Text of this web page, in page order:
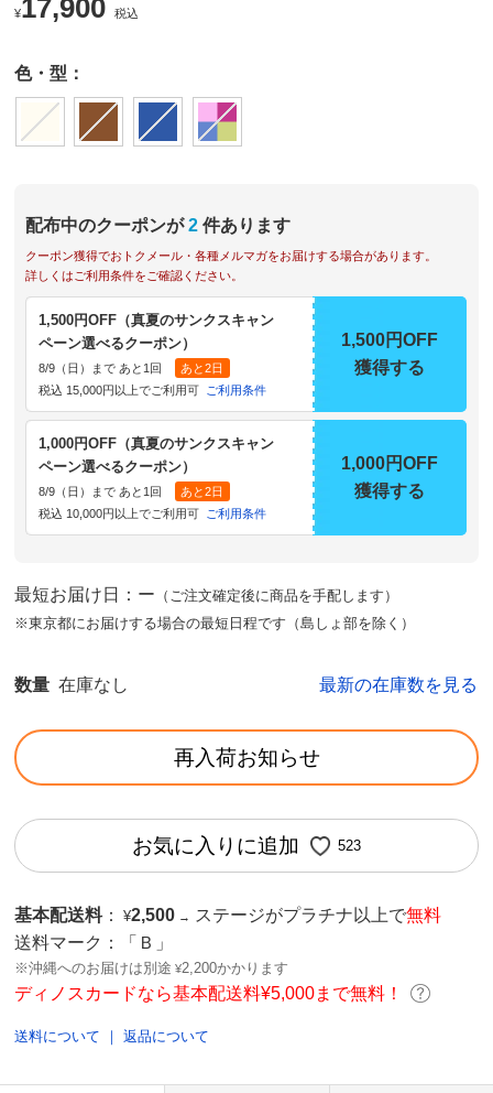
¥17,900 税込
色・型：
配布中のクーポンが 2 件あります
クーポン獲得でおトクメール・各種メルマガをお届けする場合があります。
詳しくはご利用条件をご確認ください。
1,500円OFF（真夏のサンクスキャン
ペーン選べるクーポン）
8/9（日）まで あと1回
あと2日
税込 15,000円以上でご利用可
ご利用条件
1,500円OFF
獲得する
1,000円OFF（真夏のサンクスキャン
ペーン選べるクーポン）
8/9（日）まで あと1回
あと2日
税込 10,000円以上でご利用可
ご利用条件
1,000円OFF
獲得する
最短お届け日：ー （ご注文確定後に商品を手配します）
※東京都にお届けする場合の最短日程です（島しょ部を除く）
数量 在庫なし 最新の在庫数を見る
再入荷お知らせ
お気に入りに追加 523
基本配送料 ： ¥2,500 → ステージがプラチナ以上で無料
送料マーク：
「Ｂ」
※沖縄へのお届けは別途 ¥2,200かかります
ディノスカードなら基本配送料¥5,000まで無料！
送料について ｜返品について